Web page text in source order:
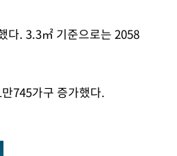
다. 3.3㎡ 기준으로는 2058
745가구 증가했다.